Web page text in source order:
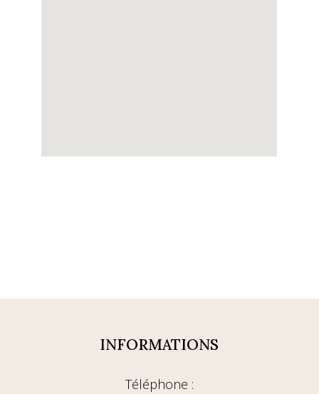
INFORMATIONS
Téléphone :